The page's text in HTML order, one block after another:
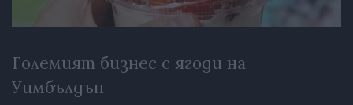
Големият бизнес с ягоди на
Уимбълдън